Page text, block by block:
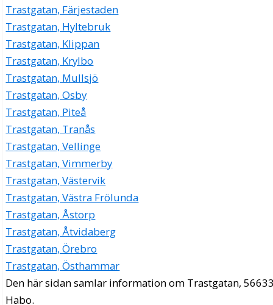
Trastgatan, Färjestaden
Trastgatan, Hyltebruk
Trastgatan, Klippan
Trastgatan, Krylbo
Trastgatan, Mullsjö
Trastgatan, Osby
Trastgatan, Piteå
Trastgatan, Tranås
Trastgatan, Vellinge
Trastgatan, Vimmerby
Trastgatan, Västervik
Trastgatan, Västra Frölunda
Trastgatan, Åstorp
Trastgatan, Åtvidaberg
Trastgatan, Örebro
Trastgatan, Östhammar
Den här sidan samlar information om Trastgatan,
Habo.